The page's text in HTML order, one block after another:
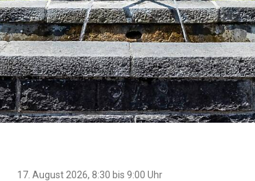
17. August 2026, 8:30 bis 9:00 Uhr